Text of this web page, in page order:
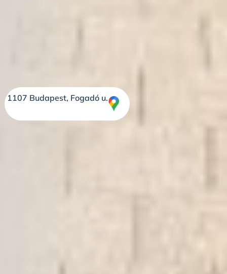
1107 Budapest, Fogadó u.